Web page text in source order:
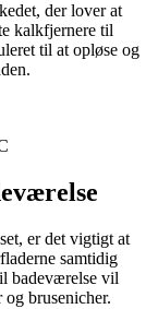
der lover at
kalkfjernere til
til at opløse og
er det vigtigt at
samtidig
badeværelse vil
brusenicher.